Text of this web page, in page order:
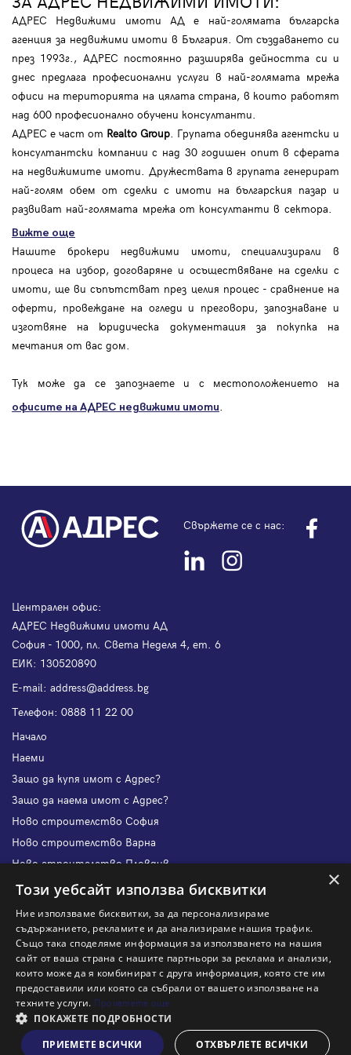
Виж на картата
АДРЕС Недвижими имоти АД е най-голямата българска
агенция за недвижими имоти в България. От създаването си
през 1993г., АДРЕС постоянно разширява дейността си и
днес предлага професионални услуги в най-голямата мрежа
офиси на територията на цялата страна, в които работят
над 600 професионално обучени консултанти.
АДРЕС е част от Realto Group . Групата обединява агентски и
консултантски компании с над 30 годишен опит в сферата
на недвижимите имоти. Дружествата в групата генерират
най-голям обем от сделки с имоти на българския пазар и
развиват най-голямата мрежа от консултанти в сектора.
Вижте още
Нашите брокери недвижими имоти, специализирали в
процеса на избор, договаряне и осъществяване на сделки с
имоти, ще ви съпътстват през целия процес - сравнение на
оферти, провеждане на огледи и преговори, запознаване и
изготвяне на юридическа документация за покупка на
мечтания от вас дом.
Тук може да се запознаете и с местоположението на
офисите на АДРЕС недвижими имоти
Свържете се с нас:
Централен офис:
АДРЕС Недвижими имоти АД
София - 1000, пл. Света Неделя 4, ет. 6
ЕИК: 130520890
Е-mail: address@address.bg
Телефон: 0888 11 22 00
Начало
Наеми
Защо да купя имот с Адрес?
Защо да наема имот с Адрес?
Ново строителство София
Ново строителство Варна
Ново строителство Пловдив
Ново строителство Бургас
Защо да отдам имот с Адрес?
Наши офиси
Кариери
Кои сме ние?
Франчайз
Блог
×
Този уебсайт използва бисквитки
Ние използваме бисквитки, за да персонализираме
съдържанието, рекламите и да анализираме нашия трафик.
Също така споделяме информация за използването на нашия
сайт от ваша страна с нашите партньори за реклама и анализи,
които може да я комбинират с друга информация, която сте им
предоставили или която са събрали от вашето използване на
техните услуги. Прочетете още
ПОКАЖЕТЕ ПОДРОБНОСТИ
ПРИЕМЕТЕ ВСИЧКИ
ОТХВЪРЛЕТЕ ВСИЧКИ